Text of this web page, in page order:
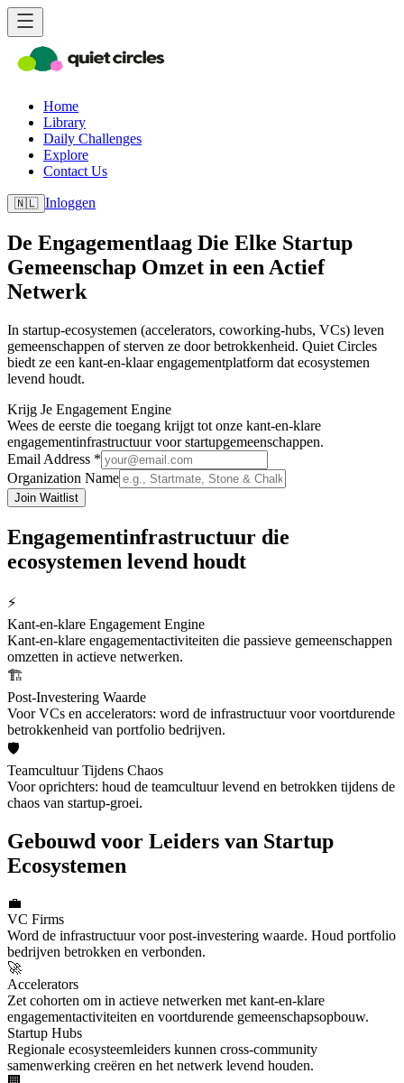
Home
Library
Daily Challenges
Explore
Contact Us
🇳🇱 Inloggen
De Engagementlaag Die Elke Startup
Gemeenschap Omzet in een Actief
Netwerk
In startup-ecosystemen (accelerators, coworking-hubs, VCs) leven
gemeenschappen of sterven ze door betrokkenheid. Quiet Circles
biedt ze een kant-en-klaar engagementplatform dat ecosystemen
levend houdt.
Krijg Je Engagement Engine
Wees de eerste die toegang krijgt tot onze kant-en-klare
engagementinfrastructuur voor startupgemeenschappen.
Email Address *
Organization Name
Join Waitlist
Engagementinfrastructuur die
ecosystemen levend houdt
⚡
Kant-en-klare Engagement Engine
Kant-en-klare engagementactiviteiten die passieve gemeenschappen
omzetten in actieve netwerken.
🏗️
Post-Investering Waarde
Voor VCs en accelerators: word de infrastructuur voor voortdurende
betrokkenheid van portfolio bedrijven.
🛡️
Teamcultuur Tijdens Chaos
Voor oprichters: houd de teamcultuur levend en betrokken tijdens de
chaos van startup-groei.
Gebouwd voor Leiders van Startup
Ecosystemen
💼
VC Firms
Word de infrastructuur voor post-investering waarde. Houd portfolio
bedrijven betrokken en verbonden.
🚀
Accelerators
Zet cohorten om in actieve netwerken met kant-en-klare
engagementactiviteiten en voortdurende gemeenschapsopbouw.
Startup Hubs
Regionale ecosysteemleiders kunnen cross-community
samenwerking creëren en het netwerk levend houden.